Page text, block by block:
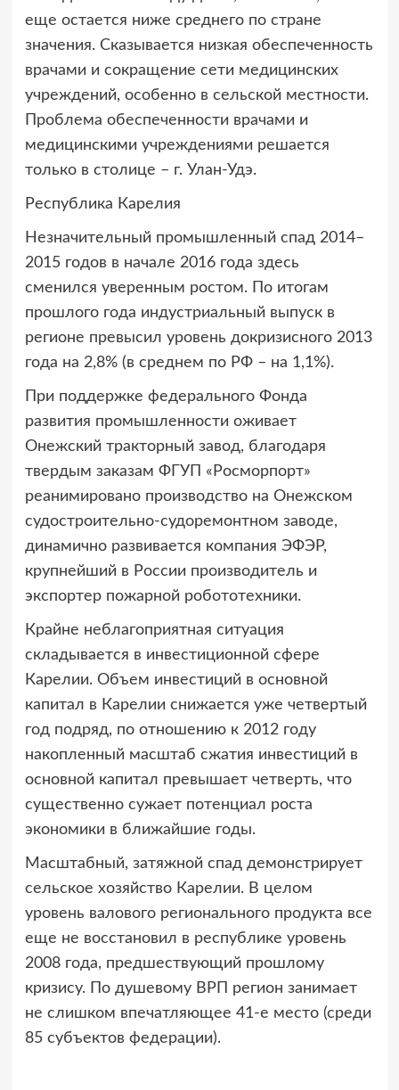
еще остается ниже среднего по стране
значения. Сказывается низкая обеспеченность
врачами и сокращение сети медицинских
учреждений, особенно в сельской местности.
Проблема обеспеченности врачами и
медицинскими учреждениями решается
только в столице – г. Улан-Удэ.
Республика Карелия
Незначительный промышленный спад 2014–
2015 годов в начале 2016 года здесь
сменился уверенным ростом. По итогам
прошлого года индустриальный выпуск в
регионе превысил уровень докризисного 2013
года на 2,8% (в среднем по РФ – на 1,1%).
При поддержке федерального Фонда
развития промышленности оживает
Онежский тракторный завод, благодаря
твердым заказам ФГУП «Росморпорт»
реанимировано производство на Онежском
судостроительно-судоремонтном заводе,
динамично развивается компания ЭФЭР,
крупнейший в России производитель и
экспортер пожарной робототехники.
Крайне неблагоприятная ситуация
складывается в инвестиционной сфере
Карелии. Объем инвестиций в основной
капитал в Карелии снижается уже четвертый
год подряд, по отношению к 2012 году
накопленный масштаб сжатия инвестиций в
основной капитал превышает четверть, что
существенно сужает потенциал роста
экономики в ближайшие годы.
Масштабный, затяжной спад демонстрирует
сельское хозяйство Карелии. В целом
уровень валового регионального продукта все
еще не восстановил в республике уровень
2008 года, предшествующий прошлому
кризису. По душевому ВРП регион занимает
не слишком впечатляющее 41-е место (среди
85 субъектов федерации).